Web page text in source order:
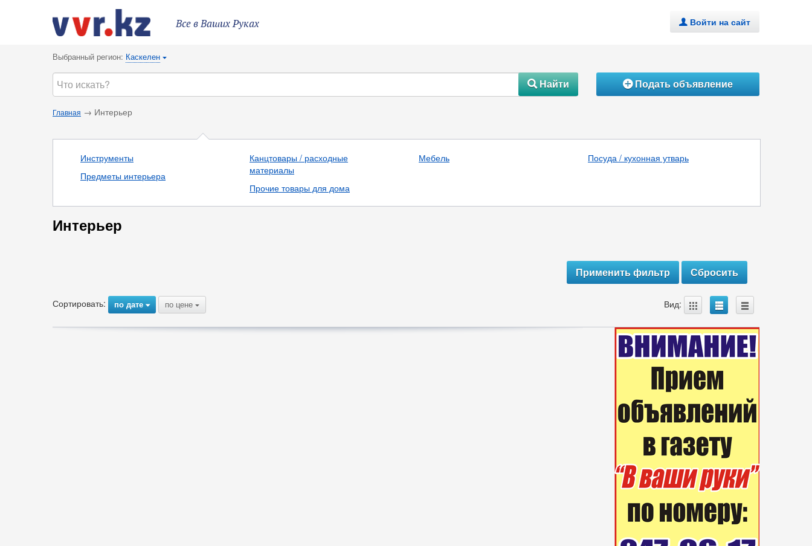
Все в Ваших Руках . Войти на сайт
Выбранный регион: Каскелен {
#Найти ÁПодать объявление
Главная → Интерьер
Инструменты
Предметы интерьера
Канцтовары / расходные
материалы
Прочие товары для дома
Мебель Посуда / кухонная утварь
Интерьер
Сортировать: по дате{ по цене { Вид: A B C